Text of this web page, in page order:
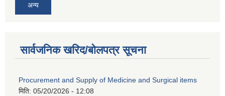
अन्य
सार्वजनिक खरिद/बोलपत्र सूचना
Procurement and Supply of Medicine and Surgical items
मिति: 05/20/2026 - 12:08